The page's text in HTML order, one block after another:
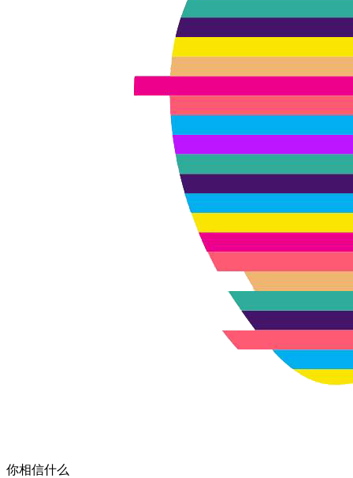
你相信什么